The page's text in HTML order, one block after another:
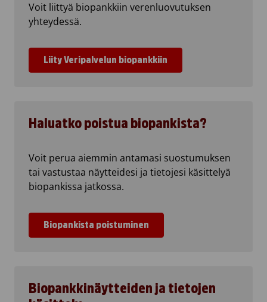
Voit liittyä biopankkiin verenluovutuksen
yhteydessä.
Liity Veripalvelun biopankkiin
Haluatko poistua biopankista?
Voit perua aiemmin antamasi suostumuksen
tai vastustaa näytteidesi ja tietojesi käsittelyä
biopankissa jatkossa.
Biopankista poistuminen
Biopankkinäytteiden ja tietojen